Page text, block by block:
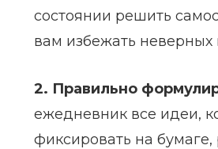
состоянии решить
вам избежать неверных
2. Правильно
ежедневник все идеи,
фиксировать на бумаге,